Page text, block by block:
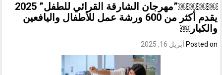
￼￼￼￼”مهرجان الشارقة القرائي للطفل” 2025
يقدم أكثر من 600 ورشة عمل للأطفال واليافعين
والكبار￼
Posted on أبريل 16, 2025